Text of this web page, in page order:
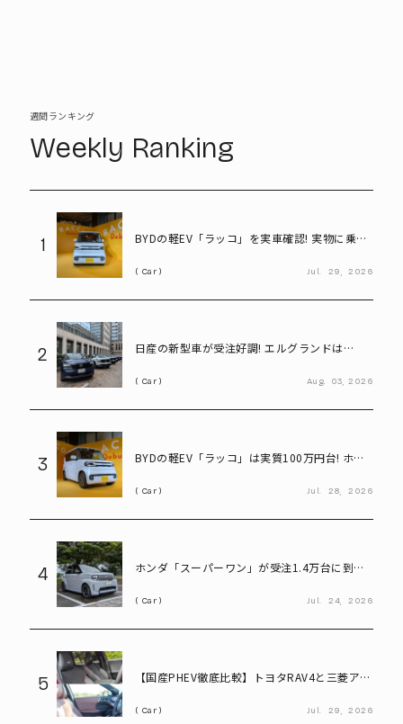
週間ランキング
Weekly Ranking
1
BYDの軽EV「ラッコ」を実車確認! 実物に乗り
Car Jul. 29, 2026
2
日産の新型車が受注好調! エルグランドは
Car Aug. 03, 2026
3
BYDの軽EV「ラッコ」は実質100万円台! ホン
Car Jul. 28, 2026
4
ホンダ「スーパーワン」が受注1.4万台に到達!
Car Jul. 24, 2026
5
【国産PHEV徹底比較】トヨタRAV4と三菱アウ
Car Jul. 29, 2026